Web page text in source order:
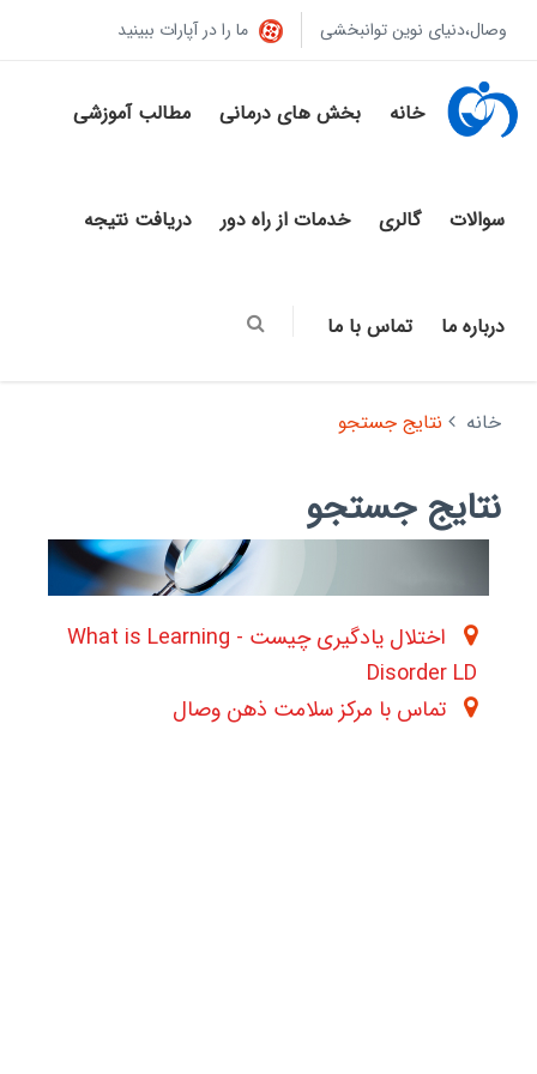
وصال،دنیای نوین توانبخشی ما را در آپارات ببینید
خانه بخش های درمانی مطالب آموزشی
سوالات گالری خدمات از راه دور دریافت نتیجه
درباره ما تماس با ما
خانه نتایج جستجو
نتایج جستجو
اختلال یادگیری چیست - What is Learning
Disorder LD
تماس با مرکز سلامت ذهن وصال